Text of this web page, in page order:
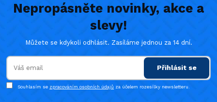
Nepropásněte novinky, akce a
slevy!
Můžete se kdykoli odhlásit. Zasíláme jednou za 14 dní.
Přihlásit se
Souhlasím se zpracováním osobních údajů za účelem rozesílky newsletteru.